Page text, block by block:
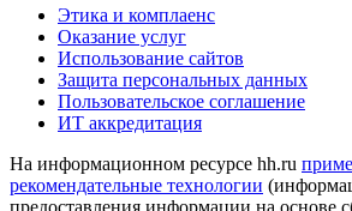
Этика и комплаенс
Оказание услуг
Использование сайтов
Защита персональных данных
Пользовательское соглашение
ИТ аккредитация
На информационном ресурсе hh.ru
рекомендательные технологии
предоставления информации на основе